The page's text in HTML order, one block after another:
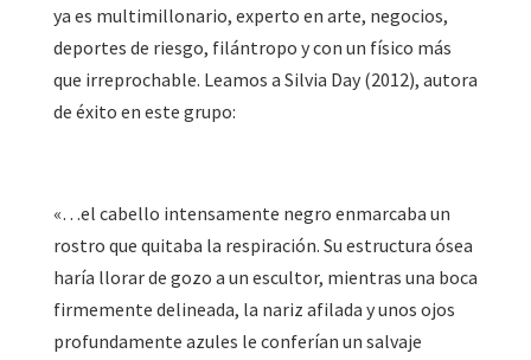
ya es multimillonario, experto en arte, negocios,
deportes de riesgo, filántropo y con un físico más
que irreprochable. Leamos a Silvia Day (2012), autora
de éxito en este grupo:
«…el cabello intensamente negro enmarcaba un
rostro que quitaba la respiración. Su estructura ósea
haría llorar de gozo a un escultor, mientras una boca
firmemente delineada, la nariz afilada y unos ojos
profundamente azules le conferían un salvaje